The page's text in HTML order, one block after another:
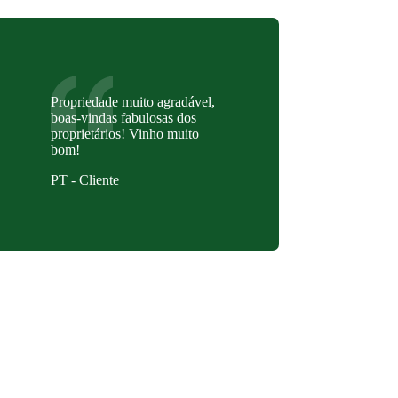
Propriedade muito agradável,
boas-vindas fabulosas dos
proprietários! Vinho muito
bom!
PT - Cliente